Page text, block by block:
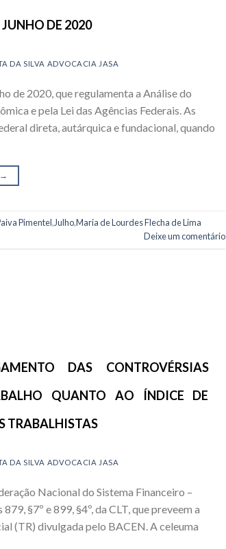
JUNHO DE 2020
DA SILVA ADVOCACIA JASA
de 2020, que regulamenta a Análise do
e pela Lei das Agências Federais. As
direta, autárquica e fundacional, quando
→
Pimentel,Julho,Maria de Lourdes Flecha de Lima
Deixe um comentário
DAS CONTROVÉRSIAS
QUANTO AO ÍNDICE DE
TRABALHISTAS
DA SILVA ADVOCACIA JASA
Nacional do Sistema Financeiro –
§7º e 899, §4º, da CLT, que preveem a
(TR) divulgada pelo BACEN. A celeuma